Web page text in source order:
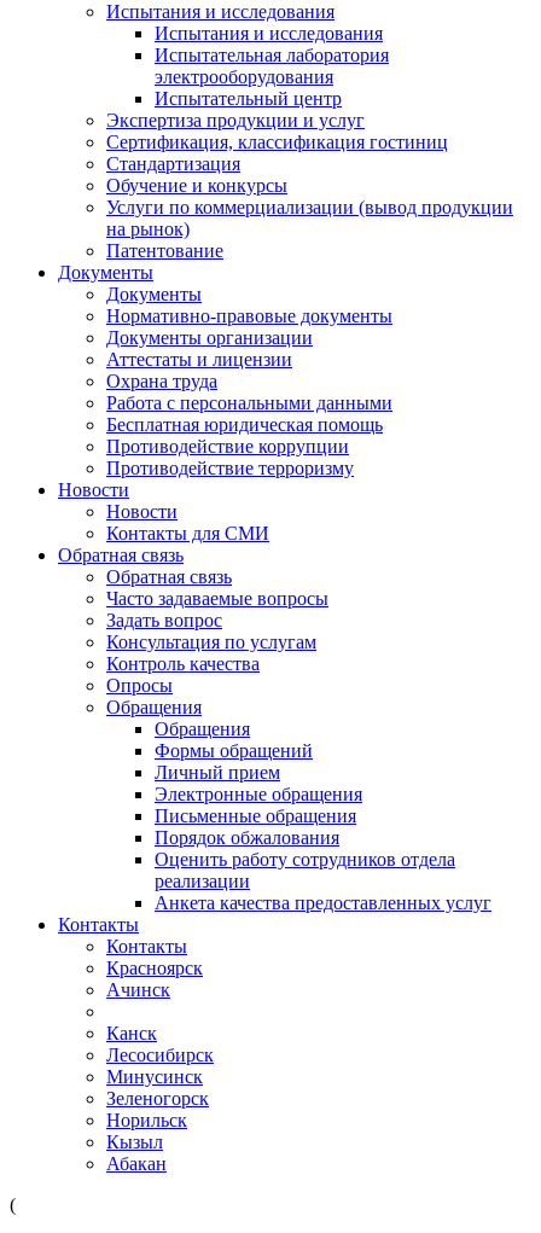
Испытания и исследования
Испытания и исследования
Испытательная лаборатория
электрооборудования
Испытательный центр
Экспертиза продукции и услуг
Сертификация, классификация гостиниц
Стандартизация
Обучение и конкурсы
Услуги по коммерциализации (вывод продукции
на рынок)
Патентование
Документы
Документы
Нормативно-правовые документы
Документы организации
Аттестаты и лицензии
Охрана труда
Работа с персональными данными
Бесплатная юридическая помощь
Противодействие коррупции
Противодействие терроризму
Новости
Новости
Контакты для СМИ
Обратная связь
Обратная связь
Часто задаваемые вопросы
Задать вопрос
Консультация по услугам
Контроль качества
Опросы
Обращения
Обращения
Формы обращений
Личный прием
Электронные обращения
Письменные обращения
Порядок обжалования
Оценить работу сотрудников отдела
реализации
Анкета качества предоставленных услуг
Контакты
Контакты
Красноярск
Ачинск
Канск
Лесосибирск
Минусинск
Зеленогорск
Норильск
Кызыл
Абакан
(